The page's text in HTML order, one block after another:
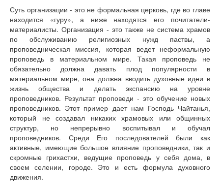
Суть организации - это не формальная церковь, где во главе
находится «гуру», а ниже находятся его почитатели-
материалисты. Организация - это также не система храмов
по обслуживанию религиозных нужд паствы, а
проповедническая миссия, которая ведет неформальную
проповедь в материальном мире. Такая проповедь не
обязательно должна давать плод популярности в
материальном мире, она должна вводить духовные идеи в
жизнь общества и делать экспансию на уровне
проповедников. Результат проповеди - это обучение новых
проповедников. Этот пример дает нам Господь Чайтанья,
который не создавал никаких храмовых или общинных
структур, но непрерывно воспитывал и обучал
проповедников. Среди Его последователей были как
активные, имеющие большое влияние проповедники, так и
скромные грихастхи, ведущие проповедь у себя дома, в
своем селении, городе. Это и есть формула духовного
движения.